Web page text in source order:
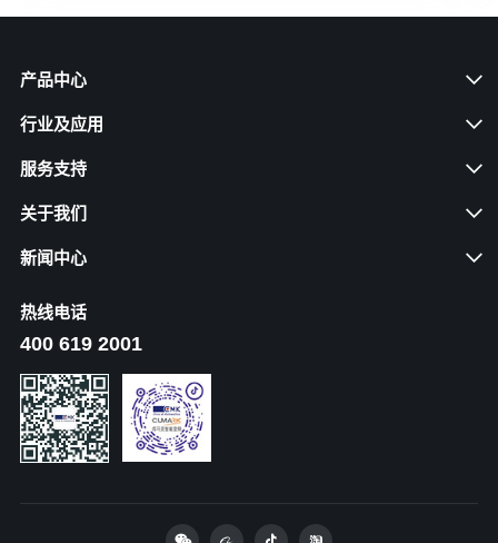
产品中心
行业及应用
服务支持
关于我们
新闻中心
热线电话
400 619 2001